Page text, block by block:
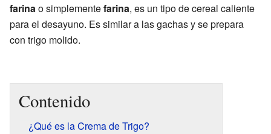
farinao simplementefarina, es un tipo de cereal caliente
para el desayuno. Es similar a las gachas y se prepara
con trigo molido.
Contenido
¿Qué es la Crema de Trigo?